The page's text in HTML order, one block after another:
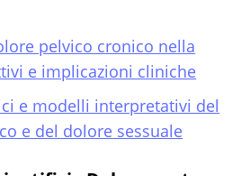
pelvico cronico nella
e implicazioni cliniche
e modelli interpretativi del
e del dolore sessuale